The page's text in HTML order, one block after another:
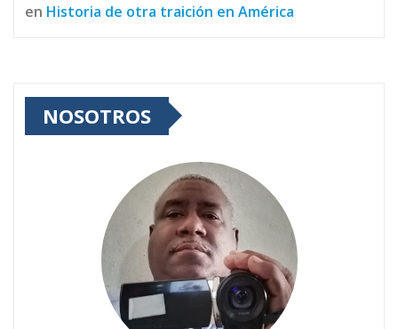
en Historia de otra traición en América
NOSOTROS